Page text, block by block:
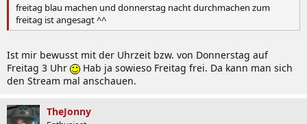
freitag blau machen und donnerstag nacht durchmachen zum
freitag ist angesagt ^^
Ist mir bewusst mit der Uhrzeit bzw. von Donnerstag auf
Freitag 3 Uhr
Hab ja sowieso Freitag frei. Da kann man sich
den Stream mal anschauen.
TheJonny